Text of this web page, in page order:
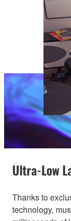
Ultra-Low
Thanks to
technology,